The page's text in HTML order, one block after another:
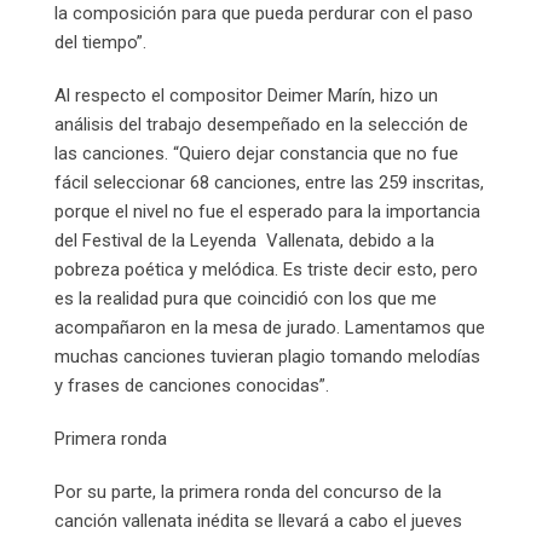
la composición para que pueda perdurar con el paso
del tiempo”.
Al respecto el compositor Deimer Marín, hizo un
análisis del trabajo desempeñado en la selección de
las canciones. “Quiero dejar constancia que no fue
fácil seleccionar 68 canciones, entre las 259 inscritas,
porque el nivel no fue el esperado para la importancia
del Festival de la Leyenda Vallenata, debido a la
pobreza poética y melódica. Es triste decir esto, pero
es la realidad pura que coincidió con los que me
acompañaron en la mesa de jurado. Lamentamos que
muchas canciones tuvieran plagio tomando melodías
y frases de canciones conocidas”.
Primera ronda
Por su parte, la primera ronda del concurso de la
canción vallenata inédita se llevará a cabo el jueves